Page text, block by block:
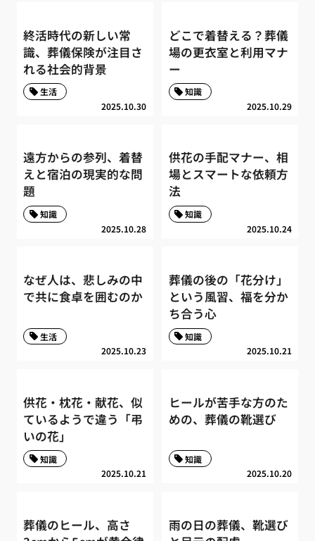
終活時代の新しい常
識、葬儀保険が注目さ
れる社会的背景
2025.10.30
生活
どこで着替える？葬儀
場の更衣室と利用マナ
ー
2025.10.29
知識
遠方からの参列、着替
えと宿泊の現実的な問
題
2025.10.28
知識
供花の手配マナー、相
場とスマートな依頼方
法
2025.10.24
知識
なぜ人は、悲しみの中
で共に食卓を囲むのか
2025.10.23
生活
葬儀の後の「花分け」
という風習、福を分か
ち合う心
2025.10.21
知識
供花・枕花・献花、似
ているようで違う「弔
いの花」
2025.10.21
知識
ヒールが苦手な方のた
めの、葬儀の靴選び
2025.10.20
知識
葬儀のヒール、高さ
雨の日の葬儀、靴選び